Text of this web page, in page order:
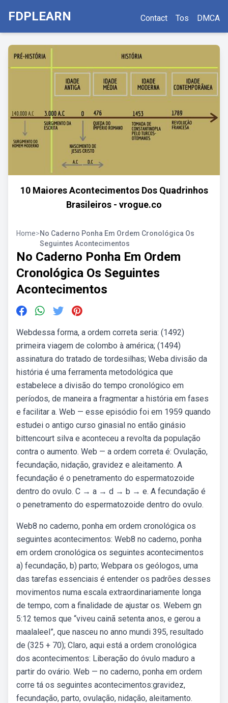
FDPLEARN Contact Tos DMCA
10 Maiores Acontecimentos Dos Quadrinhos
Brasileiros - vrogue.co
Home>No Caderno Ponha Em Ordem Cronológica Os
Seguintes Acontecimentos
No Caderno Ponha Em Ordem
Cronológica Os Seguintes
Acontecimentos
Webdessa forma, a ordem correta seria: (1492)
primeira viagem de colombo à américa; (1494)
assinatura do tratado de tordesilhas; Weba divisão da
história é uma ferramenta metodológica que
estabelece a divisão do tempo cronológico em
períodos, de maneira a fragmentar a história em fases
e facilitar a. Web — esse episódio foi em 1959 quando
estudei o antigo curso ginasial no então ginásio
bittencourt silva e aconteceu a revolta da população
contra o aumento. Web — a ordem correta é: Ovulação,
fecundação, nidação, gravidez e aleitamento. A
fecundação é o penetramento do espermatozoide
dentro do ovulo. C → a → d → b → e. A fecundação é
o penetramento do espermatozoide dentro do ovulo.
Web8 no caderno, ponha em ordem cronológica os
seguintes acontecimentos: Web8 no caderno, ponha
em ordem cronológica os seguintes acontecimentos
a) fecundação, b) parto; Webpara os geólogos, uma
das tarefas essenciais é entender os padrões desses
movimentos numa escala extraordinariamente longa
de tempo, com a finalidade de ajustar os. Webem gn
5:12 temos que “viveu cainã setenta anos, e gerou a
maalaleel”, que nasceu no anno mundi 395, resultado
de (325 + 70); Claro, aqui está a ordem cronológica
dos acontecimentos: Liberação do óvulo maduro a
partir do ovário. Web — no caderno, ponha em ordem
corre tá os seguintes acontecimentos:gravidez,
fecundação, parto, ovulação, nidação, aleitamento.